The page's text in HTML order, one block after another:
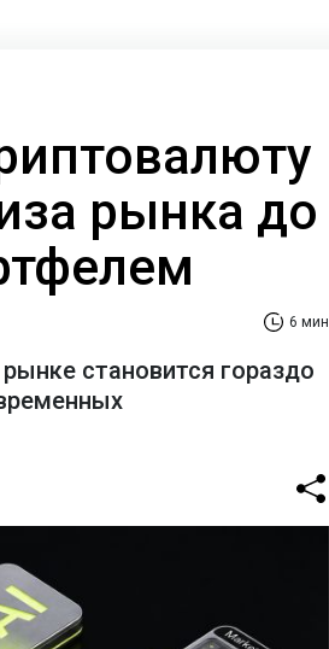
рынка до
6 мин
становится гораздо